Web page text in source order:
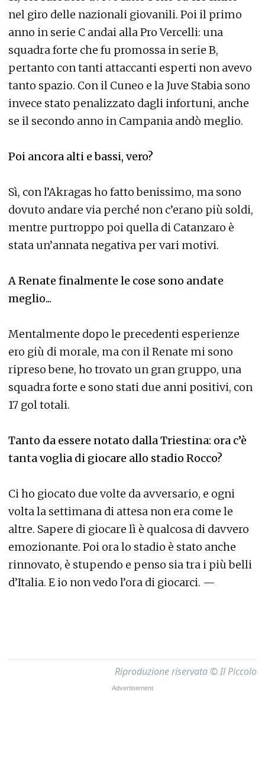
nel giro delle nazionali giovanili. Poi il primo
anno in serie C andai alla Pro Vercelli: una
squadra forte che fu promossa in serie B,
pertanto con tanti attaccanti esperti non avevo
tanto spazio. Con il Cuneo e la Juve Stabia sono
invece stato penalizzato dagli infortuni, anche
se il secondo anno in Campania andò meglio.
Poi ancora alti e bassi, vero?
Sì, con l’Akragas ho fatto benissimo, ma sono
dovuto andare via perché non c’erano più soldi,
mentre purtroppo poi quella di Catanzaro è
stata un’annata negativa per vari motivi.
A Renate finalmente le cose sono andate
meglio...
Mentalmente dopo le precedenti esperienze
ero giù di morale, ma con il Renate mi sono
ripreso bene, ho trovato un gran gruppo, una
squadra forte e sono stati due anni positivi, con
17 gol totali.
Tanto da essere notato dalla Triestina: ora c’è
tanta voglia di giocare allo stadio Rocco?
Ci ho giocato due volte da avversario, e ogni
volta la settimana di attesa non era come le
altre. Sapere di giocare lì è qualcosa di davvero
emozionante. Poi ora lo stadio è stato anche
rinnovato, è stupendo e penso sia tra i più belli
d’Italia. E io non vedo l’ora di giocarci. —
Riproduzione riservata © Il Piccolo